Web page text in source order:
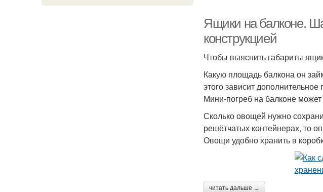
Ящики на балконе.
конструкцией
Чтобы выяснить габариты
Какую площадь балкона он
этого зависит
Мини-погреб на балконе
Сколько овощей нужно
решётчатых контейнерах, то
Овощи удобно хранить в
читать дальше →